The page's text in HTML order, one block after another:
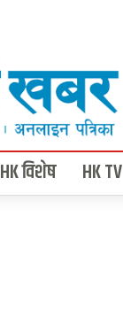
HK विशेष HK TV